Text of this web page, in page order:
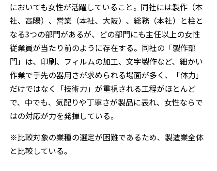
においても女性が活躍していること。同社には製作（本
社、高陽）、営業（本社、大阪）、総務（本社）と柱と
なる3つの部門があるが、どの部門にも主任以上の女性
従業員が当たり前のように存在する。同社の「製作部
門」は、印刷、フィルムの加工、文字製作など、細かい
作業で手先の器用さが求められる場面が多く、「体力」
だけではなく「技術力」が重視される工程がほとんど
で、中でも、気配りや丁寧さが製品に表れ、女性ならで
はの対応が力を発揮している。
※比較対象の業種の選定が困難であるため、製造業全体
と比較している。